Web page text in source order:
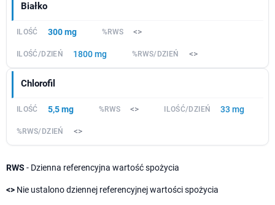
Białko
300 mg <>
1800 mg <>
Chlorofil
5,5 mg <> 33 mg
<>
RWS - Dzienna referencyjna wartość spożycia
<> Nie ustalono dziennej referencyjnej wartości spożycia